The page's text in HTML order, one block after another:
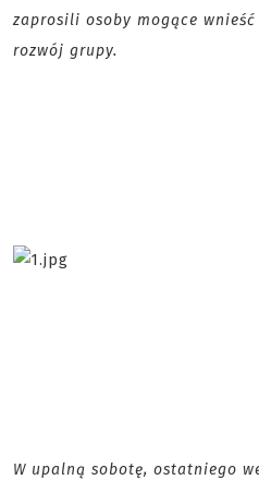
zaprosili osoby mogące
rozwój grupy.
W upalną sobotę, ostatniego